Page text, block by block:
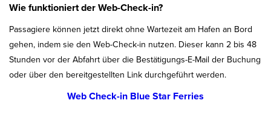
Wie funktioniert der Web-Check-in?
Passagiere können jetzt direkt ohne Wartezeit am Hafen an Bord
gehen, indem sie den Web-Check-in nutzen. Dieser kann 2 bis 48
Stunden vor der Abfahrt über die Bestätigungs-E-Mail der Buchung
oder über den bereitgestellten Link durchgeführt werden.
Web Check-in Blue Star Ferries